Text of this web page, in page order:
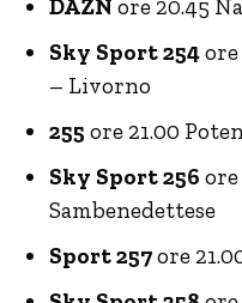
DAZN ore 20.45
Sky Sport 254
– Livorno
255 ore 21.00
Sky Sport 256 ore
Sambenedettese
Sport 257ore